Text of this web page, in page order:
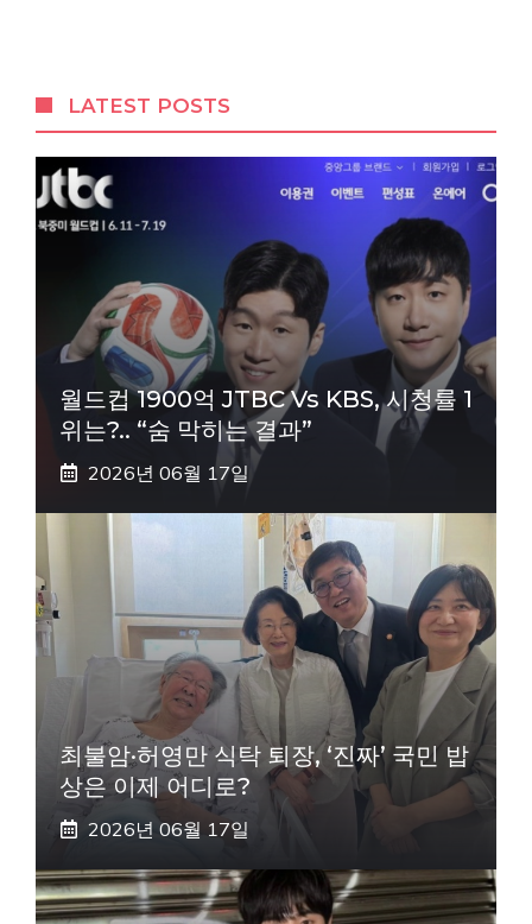
LATEST POSTS
월드컵 1900억 JTBC Vs KBS, 시청률 1
위는?.. “숨 막히는 결과”
2026년 06월 17일
최불암·허영만 식탁 퇴장, ‘진짜’ 국민 밥
상은 이제 어디로?
2026년 06월 17일